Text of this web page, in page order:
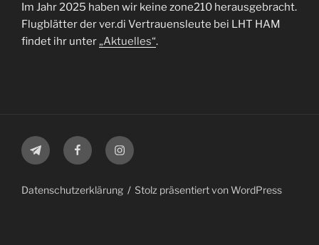
Im Jahr 2025 haben wir keine zone210 herausgebracht.
Flugblätter der ver.di Vertrauensleute bei LHT HAM
findet ihr unter „Aktuelles“.
TelegramFacebookInstagram
Datenschutzerklärung Stolz präsentiert von WordPress